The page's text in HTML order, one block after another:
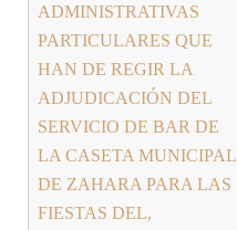
ADMINISTRATIVAS
PARTICULARES QUE
HAN DE REGIR LA
ADJUDICACIÓN DEL
SERVICIO DE BAR DE
LA CASETA MUNICIPAL
DE ZAHARA PARA LAS
FIESTAS DEL,